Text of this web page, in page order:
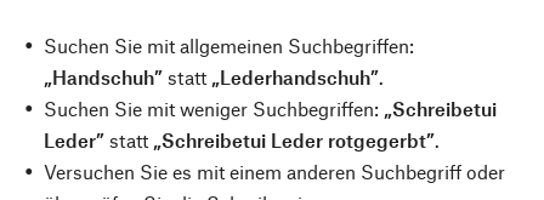
Suchen Sie mit allgemeinen Suchbegriffen:
„Handschuh” statt „Lederhandschuh”.
Suchen Sie mit weniger Suchbegriffen: „Schreibetui
Leder” statt „Schreibetui Leder rotgegerbt”.
Versuchen Sie es mit einem anderen Suchbegriff oder